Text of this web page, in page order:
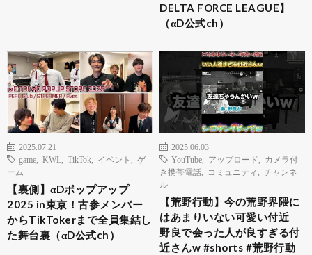
DELTA FORCE LEAGUE】
（αD公式ch）
2025.07.21
game
KWL TikTok イベント
ゲ
ーム
【裏側】αDポップアップ
2025 in東京！古参メンバー
からTikTokerまで全員集結し
た舞台裏（αD公式ch）
2025.06.03
YouTube
アップロード
カメラ付
き携帯電話
コミュニティ
チャンネ
ル
【荒野行動】今の荒野界隈に
はあまりいない可愛い付近
野良で会った人が良すぎる付
近さんw #shorts #荒野行動